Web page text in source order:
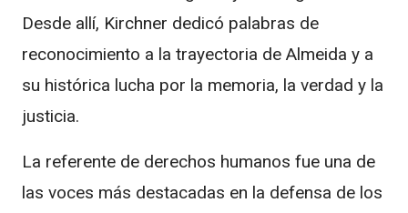
Desde allí, Kirchner dedicó palabras de
reconocimiento a la trayectoria de Almeida y a
su histórica lucha por la memoria, la verdad y la
justicia.
La referente de derechos humanos fue una de
las voces más destacadas en la defensa de los